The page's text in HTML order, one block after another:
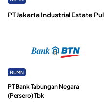
PT Jakarta Industrial Estate
BUMN
PT Bank Tabungan Negara
(Persero) Tbk